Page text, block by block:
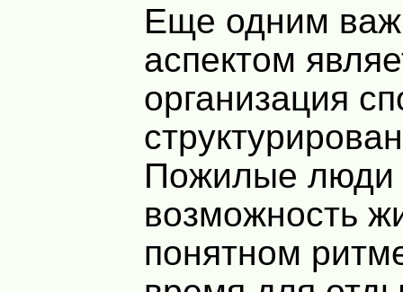
Еще одним
аспектом
организация
Пожилые люди
возможность
понятном